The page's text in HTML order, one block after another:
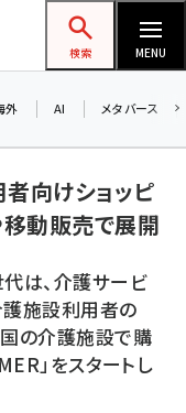
フォーラム
検索 MENU
外 AI メタバース
向けショッピ
移動販売で展開
は、介護サービ
護施設利用者の
国の介護施設で購
」をスタートし